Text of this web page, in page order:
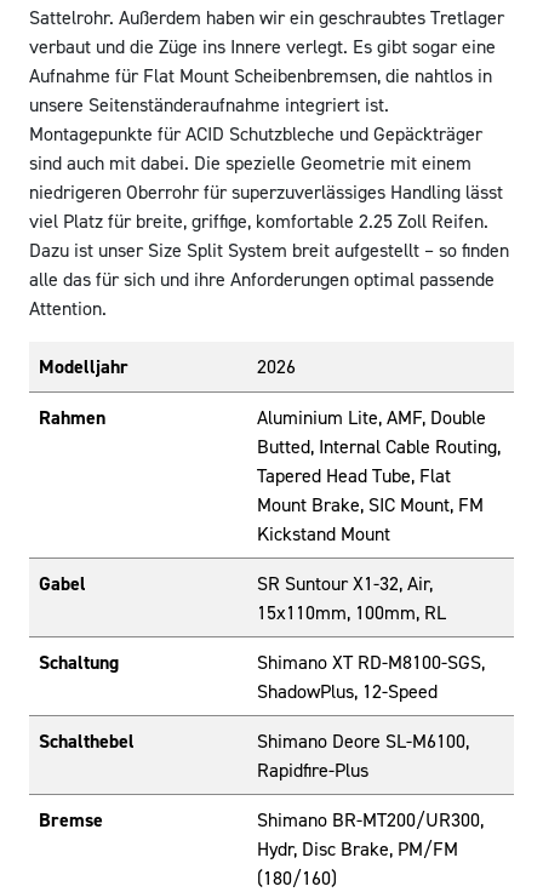
Sattelrohr. Außerdem haben wir ein geschraubtes Tretlager
verbaut und die Züge ins Innere verlegt. Es gibt sogar eine
Aufnahme für Flat Mount Scheibenbremsen, die nahtlos in
unsere Seitenständeraufnahme integriert ist.
Montagepunkte für ACID Schutzbleche und Gepäckträger
sind auch mit dabei. Die spezielle Geometrie mit einem
niedrigeren Oberrohr für superzuverlässiges Handling lässt
viel Platz für breite, griffige, komfortable 2.25 Zoll Reifen.
Dazu ist unser Size Split System breit aufgestellt – so finden
alle das für sich und ihre Anforderungen optimal passende
Attention.
Modelljahr 2026
Rahmen
Aluminium Lite, AMF, Double
Butted, Internal Cable Routing,
Tapered Head Tube, Flat
Mount Brake, SIC Mount, FM
Kickstand Mount
Gabel
SR Suntour X1-32, Air,
15x110mm, 100mm, RL
Schaltung
Shimano XT RD-M8100-SGS,
ShadowPlus, 12-Speed
Schalthebel
Shimano Deore SL-M6100,
Rapidfire-Plus
Bremse
Shimano BR-MT200/UR300,
Hydr, Disc Brake, PM/FM
(180/160)